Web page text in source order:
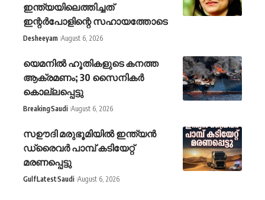
ഇന്ത്യയിലെത്തിച്ചത്
ഇന്റർപോളിന്റെ സഹായത്തോടെ
Desheeyam August 6, 2026
യെമനില്‍ ഹൂതികളുടെ കനത്ത
ആക്രമണം; 30 സൈനികര്‍
കൊല്ലപ്പെട്ടു
BreakingSaudi August 6, 2026
സഊദി മരുഭൂമിയിൽ ഇന്ത്യൻ
ഡ്രൈവർ പാമ്പ് കടിയേറ്റ്
മരണപ്പെട്ടു
GulfLatestSaudi August 6, 2026